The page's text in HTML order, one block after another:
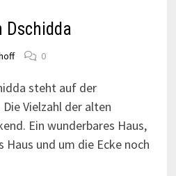
Dschidda
0
steht auf der
Vielzahl der alten
Ein wunderbares Haus,
Haus und um die Ecke noch